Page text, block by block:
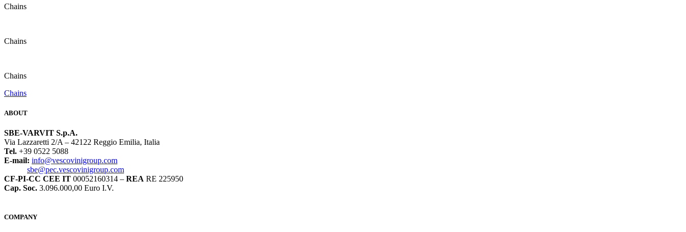
Chains
Chains
Chains
Chains
ABOUT
SBE-VARVIT S.p.A.
Via Lazzaretti 2/A – 42122 Reggio Emilia, Italia
Tel. +39 0522 5088
E-mail: info@vescovinigroup.com
sbe@pec.vescovinigroup.com
CF-PI-CC CEE IT 00052160314 – REA RE 225950
Cap. Soc. 3.096.000,00 Euro I.V.
COMPANY